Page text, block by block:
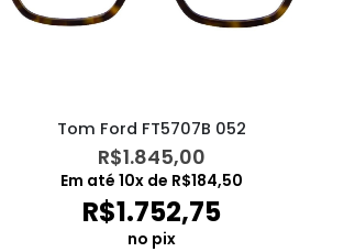
Tom Ford FT5707B 052
R$1.845,00
Em até 10x de R$184,50
R$1.752,75
no pix